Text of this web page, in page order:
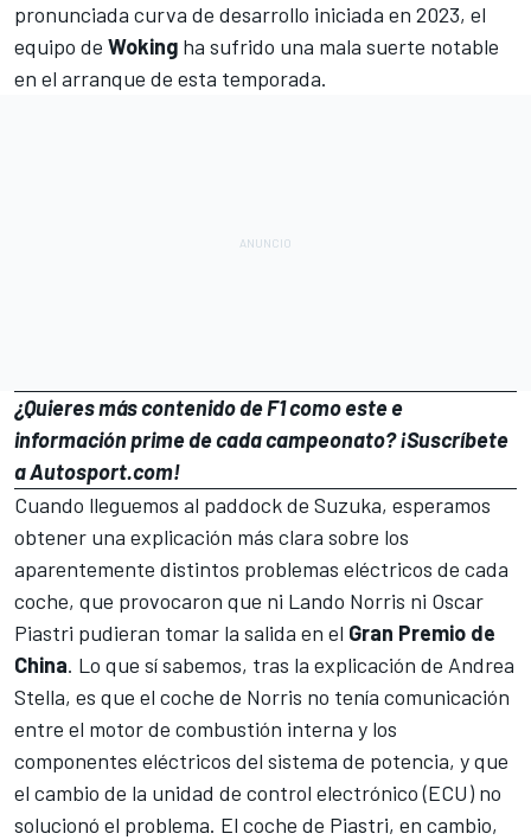
pronunciada curva de desarrollo iniciada en 2023, el
equipo de Woking ha sufrido una mala suerte notable
en el arranque de esta temporada.
¿Quieres más contenido de F1 como este e
información prime de cada campeonato?¡Suscríbete
a Autosport.com!
Cuando lleguemos al paddock de Suzuka, esperamos
obtener una explicación más clara sobre los
aparentemente distintos problemas eléctricos de cada
coche, que provocaron que ni Lando Norris ni Oscar
Piastri pudieran tomar la salida en el Gran Premio de
China. Lo que sí sabemos, tras la explicación de Andrea
Stella, es que el coche de Norris no tenía comunicación
entre el motor de combustión interna y los
componentes eléctricos del sistema de potencia, y que
el cambio de la unidad de control electrónico (ECU) no
solucionó el problema. El coche de Piastri, en cambio,